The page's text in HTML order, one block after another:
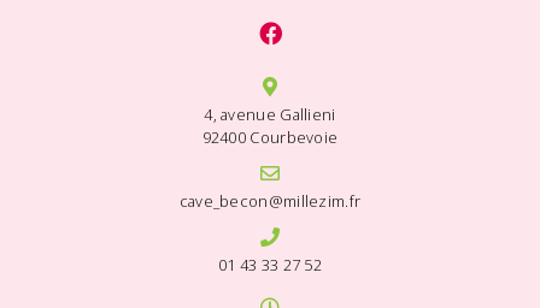
4, avenue Gallieni
92400 Courbevoie
cave_becon@millezim.fr
01 43 33 27 52